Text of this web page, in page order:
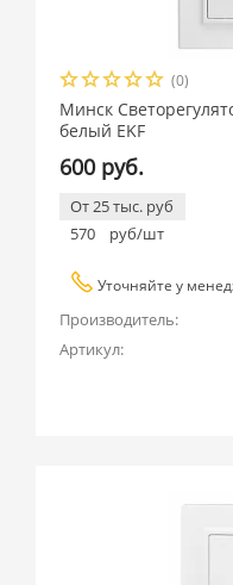
(0)
Минск
белый EKF
600 руб.
От 25 тыс. руб
570
руб/шт
Уточняйте у
Производитель:
Артикул: